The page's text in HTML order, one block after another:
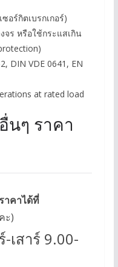
อร์กิตเบรกเกอร์)
จร หรือใช้กระแสเกิน
DIN VDE 0641, EN
at rated load
นๆ ราคา
าคาได้ที่
ะ)
เสาร์ 9.00-